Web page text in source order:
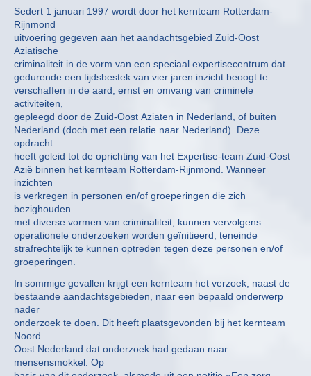
Sedert 1 januari 1997 wordt door het kernteam Rotterdam-
Rijnmond
uitvoering gegeven aan het aandachtsgebied Zuid-Oost
Aziatische
criminaliteit in de vorm van een speciaal expertisecentrum dat
gedurende een tijdsbestek van vier jaren inzicht beoogt te
verschaffen in de aard, ernst en omvang van criminele
activiteiten,
gepleegd door de Zuid-Oost Aziaten in Nederland, of buiten
Nederland (doch met een relatie naar Nederland). Deze
opdracht
heeft geleid tot de oprichting van het Expertise-team Zuid-Oost
Azië binnen het kernteam Rotterdam-Rijnmond. Wanneer
inzichten
is verkregen in personen en/of groeperingen die zich
bezighouden
met diverse vormen van criminaliteit, kunnen vervolgens
operationele onderzoeken worden geïnitieerd, teneinde
strafrechtelijk te kunnen optreden tegen deze personen en/of
groeperingen.
In sommige gevallen krijgt een kernteam het verzoek, naast de
bestaande aandachtsgebieden, naar een bepaald onderwerp
nader
onderzoek te doen. Dit heeft plaatsgevonden bij het kernteam
Noord
Oost Nederland dat onderzoek had gedaan naar
mensensmokkel. Op